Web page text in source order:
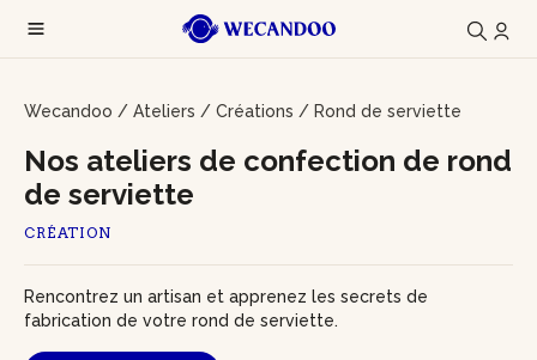
Wecandoo / Ateliers / Créations / Rond de serviette
CRÉATION
Nos ateliers de confection de rond
de serviette
Rencontrez un artisan et apprenez les secrets de
fabrication de votre rond de serviette.